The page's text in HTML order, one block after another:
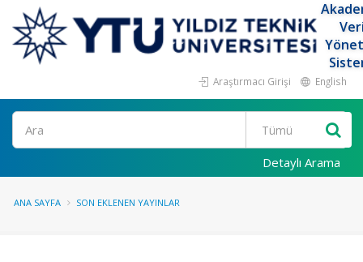
Araştırmacı Girişi English
Ara
Detaylı Arama
ANA SAYFA SON EKLENEN YAYINLAR